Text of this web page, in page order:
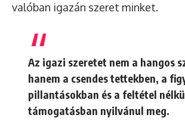
valóban igazán szeret minket.
Az igazi szeretet nem a hangos
hanem a csendes tettekben, a
pillantásokban és a feltétel
támogatásban nyilvánul meg.